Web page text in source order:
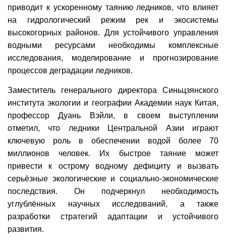
приводит к ускоренному таянию ледников, что влияет
на гидрологический режим рек и экосистемы
высокогорных районов. Для устойчивого управления
водными ресурсами необходимы комплексные
исследования, моделирование и прогнозирование
процессов деградации ледников.
Заместитель генерального директора Синьцзянского
института экологии и географии Академии наук Китая,
профессор Дуань Вэйли, в своем выступлении
отметил, что ледники Центральной Азии играют
ключевую роль в обеспечении водой более 70
миллионов человек. Их быстрое таяние может
привести к острому водному дефициту и вызвать
серьёзные экологические и социально-экономические
последствия. Он подчеркнул необходимость
углублённых научных исследований, а также
разработки стратегий адаптации и устойчивого
развития.